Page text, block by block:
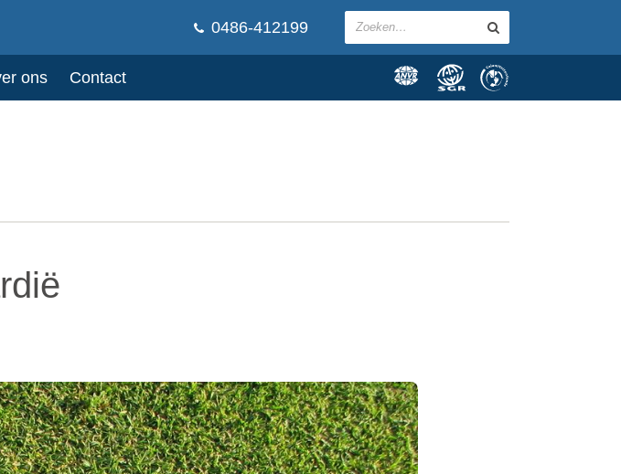
0486-412199
ons Contact